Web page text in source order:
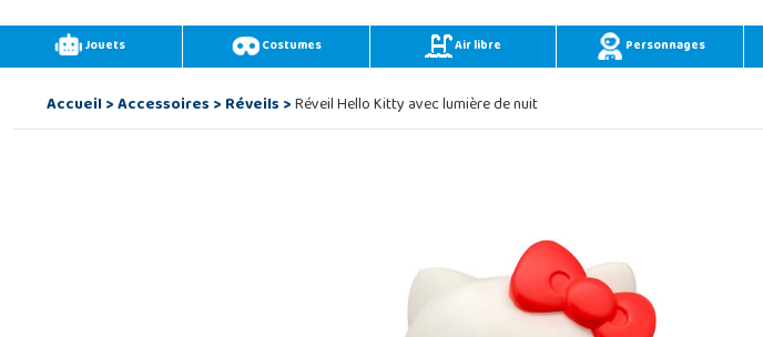
Jouets Costumes Air libre Personnages
Accueil>Accessoires>Réveils>Réveil Hello Kitty avec lumière de nuit